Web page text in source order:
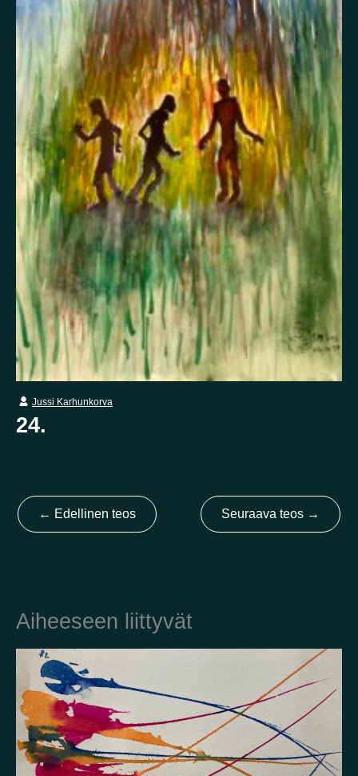
Itsetuhoisuus
Jännitys
Kaipaus
Kaksisuuntainen mielialahäiriö
Kärsimys
Kiitollisuus
Kuolema Kuuloharhat
Luonto
Luottamus
Mania Masennus
Mindfulness
Muisto
Oikeudenmukaisuus Onni
Paha olo
Pakko-oireinen häiriö
Paniikki
Pelko
Persoonallisuushäiriö
Psykoosi
Rakkaus
Rauhallisuus
Rauhattomuus
Riippuvuus
Rohkeus
Seksuaalisuus Skitsofrenia
Stressi
Suojelusenkeli
Surrealismi Suru
Syömishäiriö
Syyllisyys
Toivo Trauma
Tulevaisuus
Turvallisuus
Unettomuus Uni
Uupumus
Vääryys
Vainoharhaisuus Valemuisto
Vapaus
Veistos
Viha Yksinäisyys Ylpeys Ystävällisyys
Kotimaa
Yhdistynyt kuningaskunta
Jussi Karhunkorva
24.
← Edellinen teos Seuraava teos →
Aiheeseen liittyvät